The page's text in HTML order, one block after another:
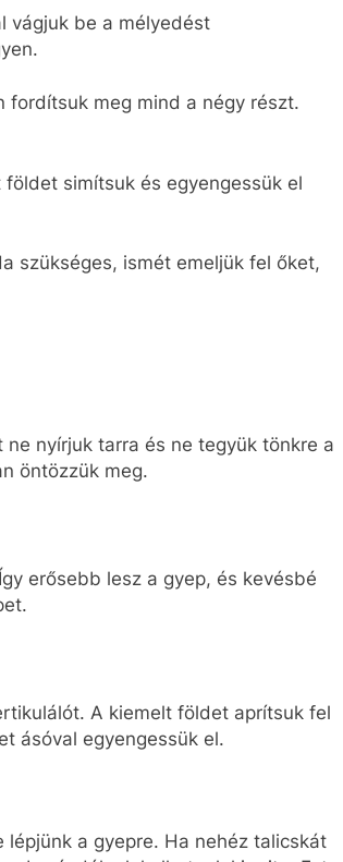
vágjuk be a mélyedést
fordítsuk meg mind a négy részt.
simítsuk és egyengessük el
szükséges, ismét emeljük fel őket,
nyírjuk tarra és ne tegyük tönkre a
öntözzük meg.
erősebb lesz a gyep, és kevésbé
A kiemelt földet aprítsuk fel
ásóval egyengessük el.
a gyepre. Ha nehéz talicskát